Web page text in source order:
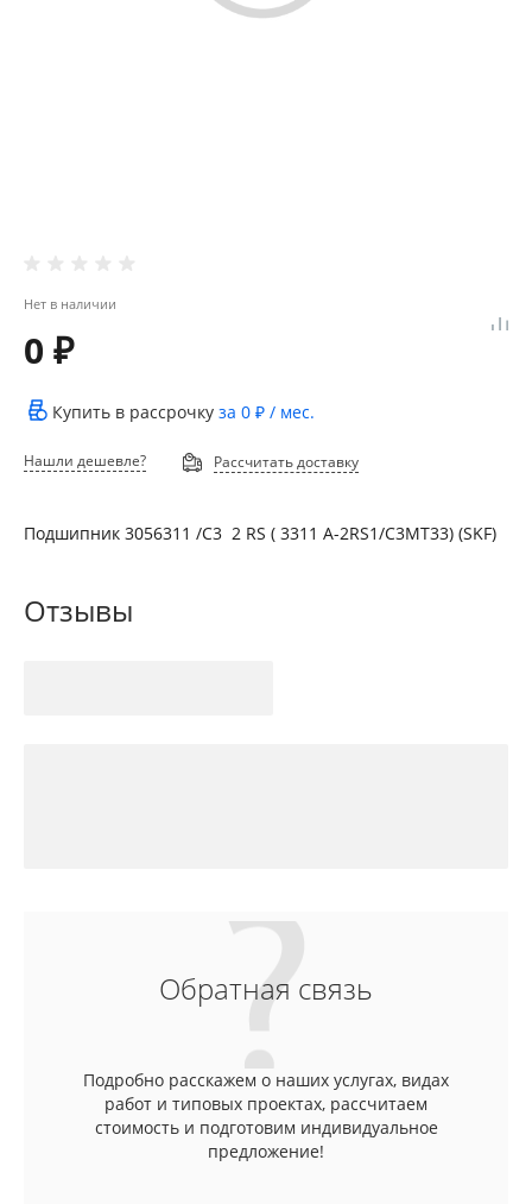
Нет в наличии
0 ₽
Купить в рассрочку за 0 ₽ / мес.
Нашли дешевле? Рассчитать доставку
Подшипник 3056311 /С3 2 RS ( 3311 A-2RS1/C3MT33) (SKF)
Отзывы
Обратная связь
Подробно расскажем о наших услугах, видах
работ и типовых проектах, рассчитаем
стоимость и подготовим индивидуальное
предложение!